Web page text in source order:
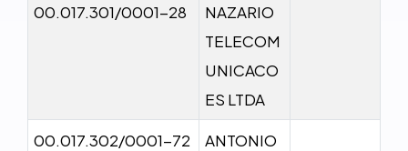
00.017.301/0001-28
NAZARIO
TELECOM
UNICACO
ES LTDA
00.017.302/0001-72
ANTONIO